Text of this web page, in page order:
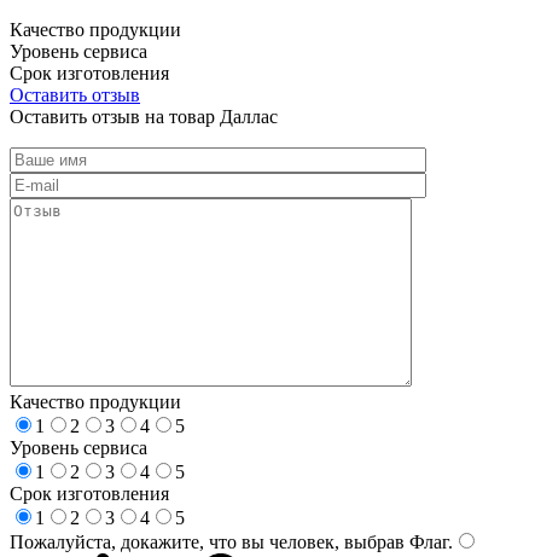
Качество продукции
Уровень сервиса
Срок изготовления
Оставить отзыв
Оставить отзыв на товар Даллас
Качество продукции
1
2 3 4
5
Уровень сервиса
1
2 3 4
5
Срок изготовления
1
2 3 4
5
Пожалуйста, докажите, что вы человек, выбрав Флаг.